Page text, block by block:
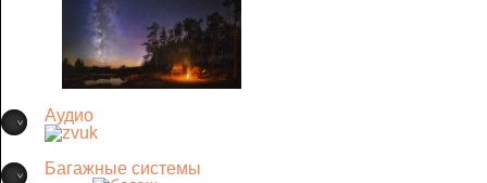
Аудио
Багажные системы